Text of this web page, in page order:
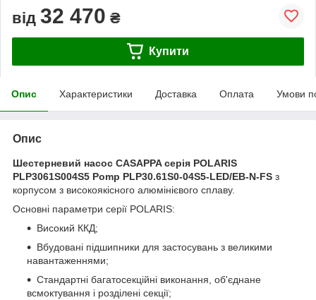
від 32 470 ₴
Купити
Опис Характеристики Доставка Оплата Умови
Опис
Шестерневий насос CASAPPA серія POLARIS
PLP3061S004S5 Pomp PLP30.61S0-04S5-LED/EB-N-FS з
корпусом з високоякісного алюмінієвого сплаву.
Основні параметри серії POLARIS:
Високий ККД;
Вбудовані підшипники для застосувань з великими
навантаженнями;
Стандартні багатосекційні виконання, об'єднане
всмоктування і розділені секції;